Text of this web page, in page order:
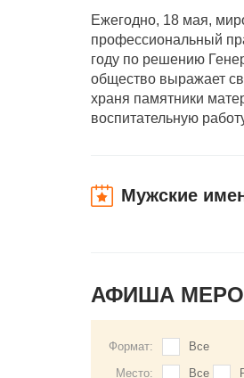
Ежегодно, 18 мая,
профессиональный
году по решению
общество выражает
храня памятники
воспитательную
Мужские
АФИША
Формат:
Все
Место:
Все